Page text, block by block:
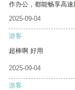
作办公，都能畅享高速
2025-09-04
游客
超棒啊 好用
2025-09-04
游客